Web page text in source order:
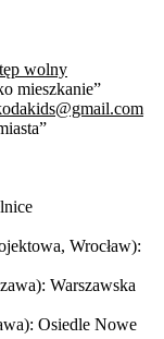
wolny
mieszkanie”
Wrocław):
Warszawska
Osiedle Nowe